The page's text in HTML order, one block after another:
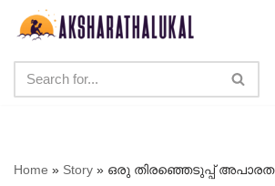
content
Home » Story » ഒരു തിരഞ്ഞെടുപ്പ് അപാരത